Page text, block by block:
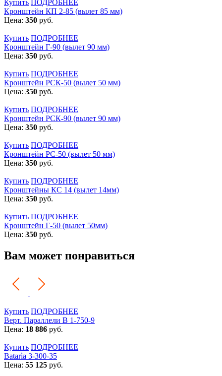
Купить
ПОДРОБНЕЕ
Кронштейн КП 2-85 (вылет 85 мм)
Цена: 350 руб.
Купить ПОДРОБНЕЕ
Кронштейн Г-90 (вылет 90 мм)
Цена: 350 руб.
Купить ПОДРОБНЕЕ
Кронштейн РСК-50 (вылет 50 мм)
Цена: 350 руб.
Купить ПОДРОБНЕЕ
Кронштейн РСК-90 (вылет 90 мм)
Цена: 350 руб.
Купить ПОДРОБНЕЕ
Кронштейн РС-50 (вылет 50 мм)
Цена: 350 руб.
Купить ПОДРОБНЕЕ
Кронштейны КС 14 (вылет 14мм)
Цена: 350 руб.
Купить ПОДРОБНЕЕ
Кронштейн Г-50 (вылет 50мм)
Цена: 350 руб.
Вам может понравиться
Купить ПОДРОБНЕЕ
Верт. Параллели В 1-750-9
Цена: 18 886 руб.
Купить ПОДРОБНЕЕ
Batarìa 3-300-35
Цена: 55 125 руб.